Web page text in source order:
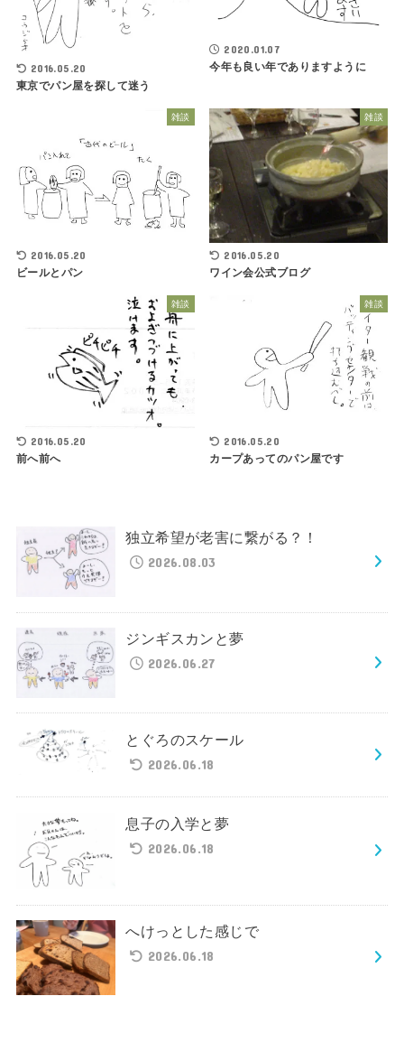
2016.05.20
東京でパン屋を探して迷う
2020.01.07
今年も良い年でありますように
雑談
2016.05.20
ビールとパン
雑談
2016.05.20
ワイン会公式ブログ
雑談
2016.05.20
前へ前へ
雑談
2016.05.20
カープあってのパン屋です
独立希望が老害に繋がる？！
2026.08.03
ジンギスカンと夢
2026.06.27
とぐろのスケール
2026.06.18
息子の入学と夢
2026.06.18
へけっとした感じで
2026.06.18